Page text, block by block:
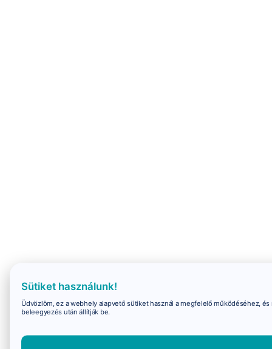
Sütiket használunk!
Üdvözlöm, ez a webhely alapvető sütiket használ a megfelelő működéséhez,
beleegyezés után állítják be.